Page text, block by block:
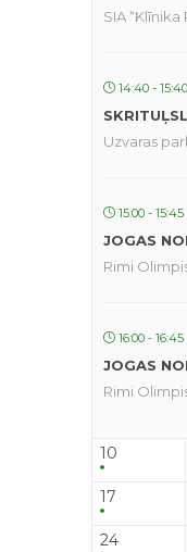
SIA “Klīnika
14:40 - 15:40
Uzvaras
15:00 - 15:45
JOGAS
Rimi
16:00 - 16:45
JOGAS
Rimi
10
17
24